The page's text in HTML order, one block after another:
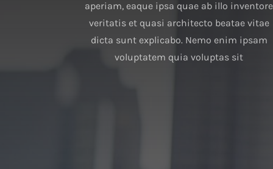
aperiam, eaque ipsa quae ab illo inventore
veritatis et quasi architecto beatae vitae
dicta sunt explicabo. Nemo enim ipsam
voluptatem quia voluptas sit